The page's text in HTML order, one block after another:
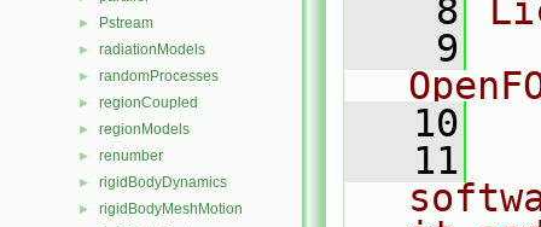
► Pstream
► radiationModels
► randomProcesses
► regionCoupled
► regionModels
► renumber
► rigidBodyDynamics
► rigidBodyMeshMotion
    8
    9
   10
   11